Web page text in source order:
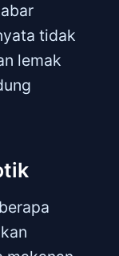
tidak
lemak